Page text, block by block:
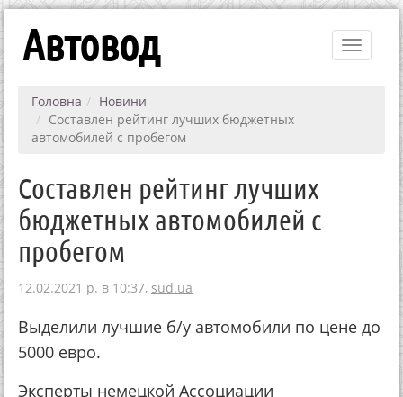
Toggle
Автовод
Головна
Новини
Составлен рейтинг лучших бюджетных
автомобилей с пробегом
Составлен рейтинг лучших
бюджетных автомобилей с
пробегом
12.02.2021 р. в 10:37, sud.ua
Выделили лучшие б/у автомобили по цене до
5000 евро.
Эксперты немецкой Ассоциации